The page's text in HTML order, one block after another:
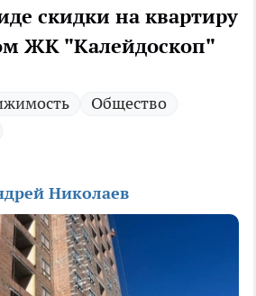
скидки на квартиру
ЖК "Калейдоскоп"
Общество
Николаев